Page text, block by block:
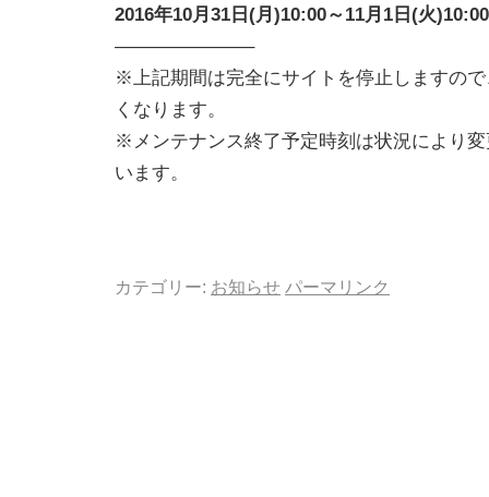
2016年10月31日(月)10:00～11月1日(火
———————–
※上記期間は完全にサイトを停止しますの
くなります。
※メンテナンス終了予定時刻は状況により
います。
カテゴリー: お知らせ パーマリンク